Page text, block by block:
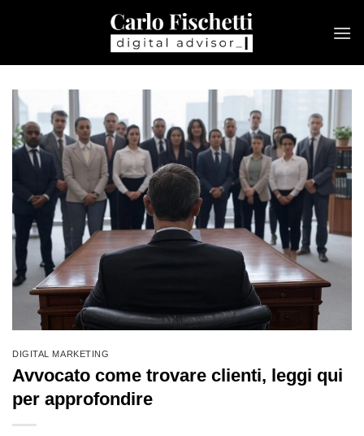
DIGITAL MARKETING
Avvocato come trovare clienti, leggi qui
per approfondire